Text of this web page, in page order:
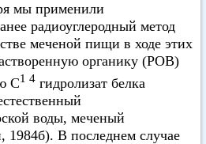
мы применили
радиоуглеродный метод
меченой пищи в ходе этих
органику (РОВ)
С1 4 гидролизат белка
воды, меченый
1984б). В последнем случае